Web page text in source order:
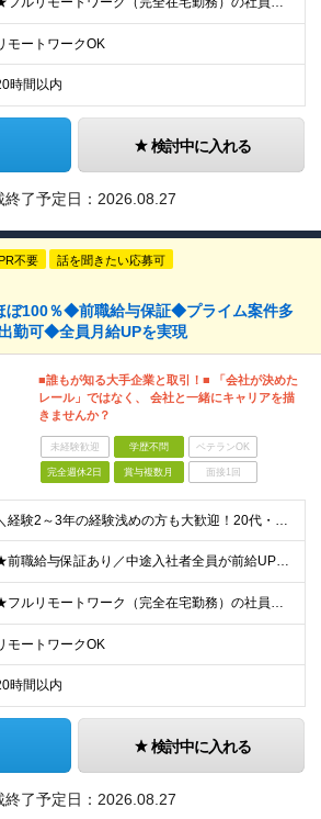
モートワークOK
時間以内
検討中に入れる
終了予定日： 2026.08.27
不要 話を聞きたい応募可
ぼ100％◆前職給与保証◆プライム案件多
勤可◆全員月給UPを実現
■誰もが知る大手企業と取引！■ 「会社が決めた
レール」ではなく、 会社と一緒にキャリアを描
きませんか？
未経験歓迎 学歴不問 ベテランOK
完全週休2日 賞与複数月 面接1回
＼経験2～3年の経験浅めの方も大歓迎！20代・30代が活躍中／ ◆何らかの開発経験をお持ちの方（言語や経験年数は一切不問です） ◆学歴不問 ★コミュニケーションを大切にし、自身のキャリアプランを持って
★前職給与保証あり／中途入社者全員が前給UPで入社！ ■月給30万円～50万円＋賞与（年2回）＋諸手当 ※試用期間3ヶ月あり。期間中の条件変更なし ※経験やスキルを考慮のうえ、決定いたします。 ※固
★フルリモートワーク（完全在宅勤務）の社員在籍 ★転勤なし 本社勤務、または東京都内を中心とした一都三県のプロジェクト先となります。 【本社】東京都中央区八丁堀4-13-5 幸ビル5階 (変更の範
モートワークOK
時間以内
検討中に入れる
終了予定日： 2026.08.27